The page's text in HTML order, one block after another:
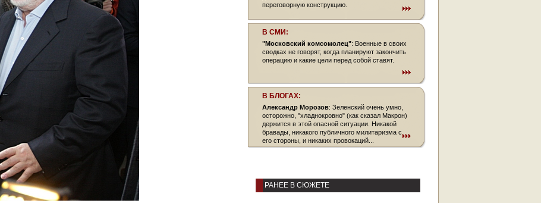
переговорную конструкцию.
В СМИ:
"Московский комсомолец": Военные в своих
сводках не говорят, когда планируют закончить
операцию и какие цели перед собой ставят.
В БЛОГАХ:
Александр Морозов: Зеленский очень умно,
осторожно, "хладнокровно" (как сказал Макрон)
держится в этой опасной ситуации. Никакой
бравады, никакого публичного милитаризма с
его стороны, и никаких провокаций...
РАНЕЕ В СЮЖЕТЕ